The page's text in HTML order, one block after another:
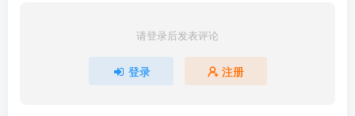
请登录后发表评论
登录 注册